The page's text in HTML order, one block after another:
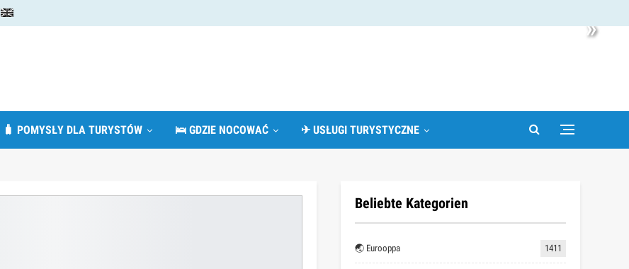
»
🧳 POMYSŁY DLA TURYSTÓW 🛌 GDZIE NOCOWAĆ ✈ USŁUGI TURYSTYCZNE
Beliebte Kategorien
🌏 Eurooppa 1411